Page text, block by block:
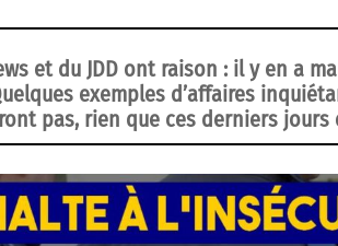
et du JDD ont raison : il y en a
exemples d’affaires
pas, rien que ces derniers jours